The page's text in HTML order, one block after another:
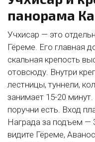
панорама
Учхисар — это
Гёреме. Его главная
скальная крепость
отовсюду. Внутри
лестницы, туннели,
занимает 15-20
поручни есть. Вход
Награда за подъем —
видите Гёреме,